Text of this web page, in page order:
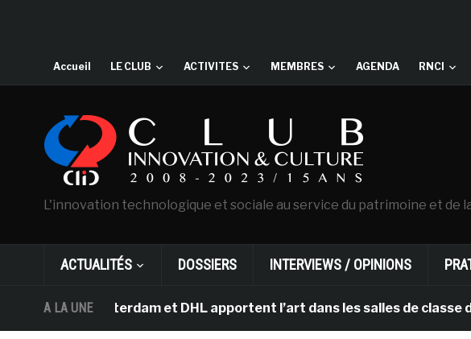
Accueil LE CLUB ACTIVITES MEMBRES AGENDA RNCI
L'innovation technologique et sociale au service du patrimoine et de
ACTUALITÉS DOSSIERS INTERVIEWS / OPINIONS
A LA UNE
d’Amsterdam et DHL apportent l’art dans les salles de classe des